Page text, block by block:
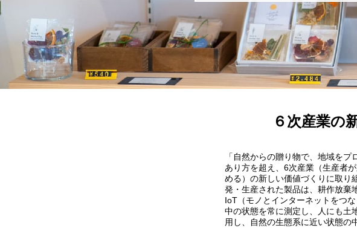
６次産業の
「自然からの贈り物で、地域を
あり方を超え、6次産業（生産者
める）の新しい価値づくりに取り
発・生産された製品は、耕作放棄
IoT（モノとインターネットをつ
中の状態を常に測定し、人にも土
用し、自然の生態系に近い状態の